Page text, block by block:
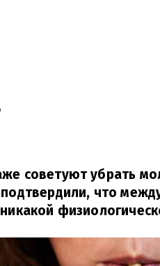
советуют убрать
что